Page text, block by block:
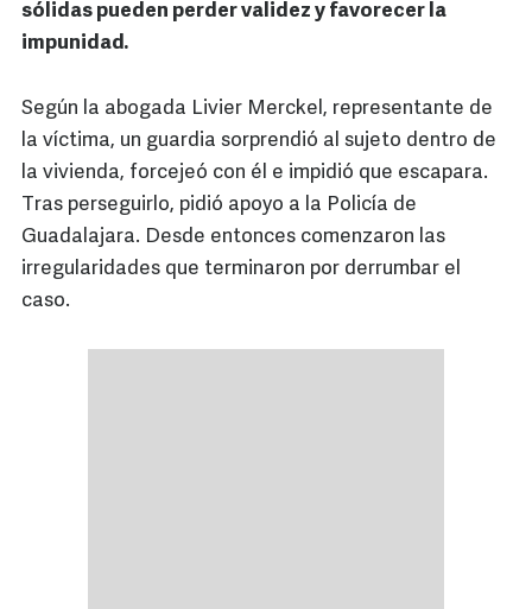
sólidas pueden perder validez y favorecer la
impunidad.
Según la abogada Livier Merckel, representante de
la víctima, un guardia sorprendió al sujeto dentro de
la vivienda, forcejeó con él e impidió que escapara.
Tras perseguirlo, pidió apoyo a la Policía de
Guadalajara. Desde entonces comenzaron las
irregularidades que terminaron por derrumbar el
caso.